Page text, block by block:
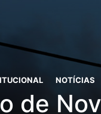
NOTÍCIAS
de